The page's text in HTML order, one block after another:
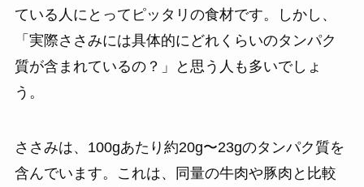
ている人にとってピッタリの食材です。しかし、
「実際ささみには具体的にどれくらいのタンパク
質が含まれているの？」と思う人も多いでしょ
う。
ささみは、100gあたり約20g〜23gのタンパク質を
含んでいます。これは、同量の牛肉や豚肉と比較